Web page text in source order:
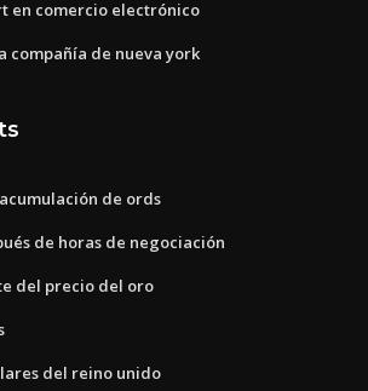
en comercio electrónico
compañía de nueva york
de ords
de horas de negociación
del precio del oro
del reino unido